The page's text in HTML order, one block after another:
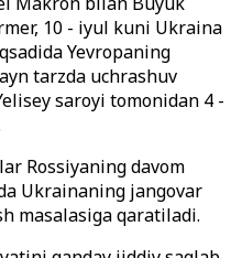
10 - iyul kuni Ukraina
Yevropaning
tarzda uchrashuv
saroyi tomonidan 4 -
Rossiyaning davom
Ukrainaning jangovar
masalasiga qaratiladi.